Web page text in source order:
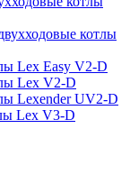
котлы
Lex Easy V2-D
Lex V2-D
Lexender UV2-D
Lex V3-D